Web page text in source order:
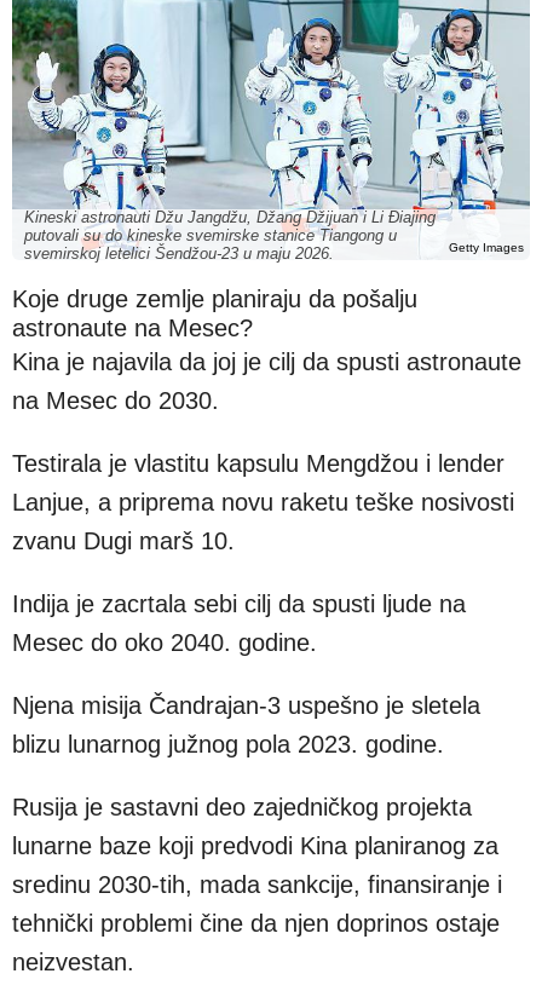
Getty Images
Kineski astronauti Džu Jangdžu, Džang Džijuan i Li Điajing
putovali su do kineske svemirske stanice Tiangong u
svemirskoj letelici Šendžou-23 u maju 2026.
Koje druge zemlje planiraju da pošalju
astronaute na Mesec?
Kina je najavila da joj je cilj da spusti astronaute
na Mesec do 2030.
Testirala je vlastitu kapsulu Mengdžou i lender
Lanjue, a priprema novu raketu teške nosivosti
zvanu Dugi marš 10.
Indija je zacrtala sebi cilj da spusti ljude na
Mesec do oko 2040. godine.
Njena misija Čandrajan-3 uspešno je sletela
blizu lunarnog južnog pola 2023. godine.
Rusija je sastavni deo zajedničkog projekta
lunarne baze koji predvodi Kina planiranog za
sredinu 2030-tih, mada sankcije, finansiranje i
tehnički problemi čine da njen doprinos ostaje
neizvestan.